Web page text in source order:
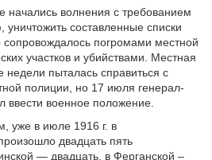
начались волнения с требованием
уничтожить составленные списки
погромами местной
участков и убийствами. Местная
недели пыталась справиться с
полиции, но 17 июля генерал-
ввести военное положение.
уже в июле 1916 г. в
двадцать пять
— двадцать, в Ферганской –